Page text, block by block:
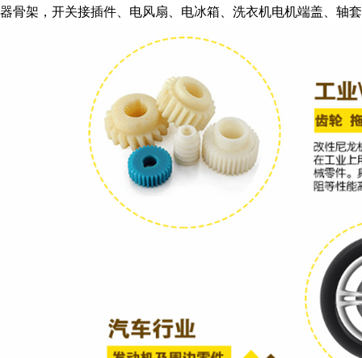
器骨架，开关接插件、电风扇、电冰箱、洗衣机电机端盖、轴套